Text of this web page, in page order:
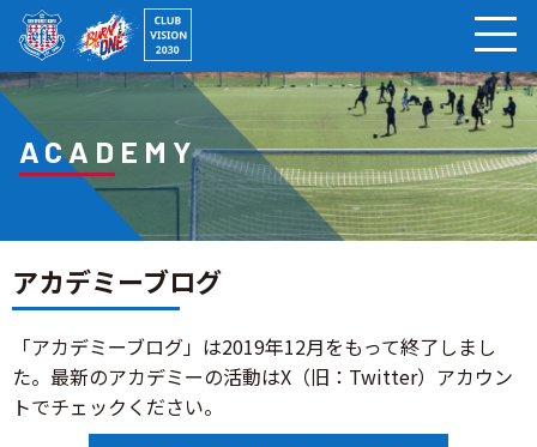
ACADEMY
アカデミーブログ
「アカデミーブログ」は2019年12月をもって終了しまし
た。最新のアカデミーの活動はX（旧：Twitter）アカウン
トでチェックください。